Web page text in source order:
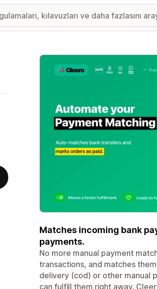
Öne çıkan görsel galerisi
Matches incoming bank
payments.
No more manual payment
transactions, and matches
delivery (cod) or other manual
can fulfill them right away.